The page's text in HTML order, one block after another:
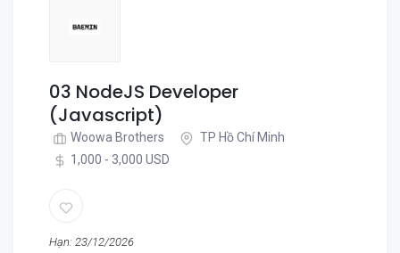
03 NodeJS Developer
(Javascript)
Woowa Brothers
TP Hồ Chí Minh
1,000 - 3,000 USD
Hạn: 23/12/2026